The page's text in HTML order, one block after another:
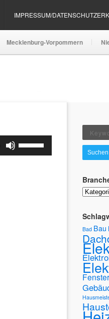
IMPRESSUM/
Mecklenburg-Vorpommern
Hoch/Runter
Suchen
Bad Bau
Fenster